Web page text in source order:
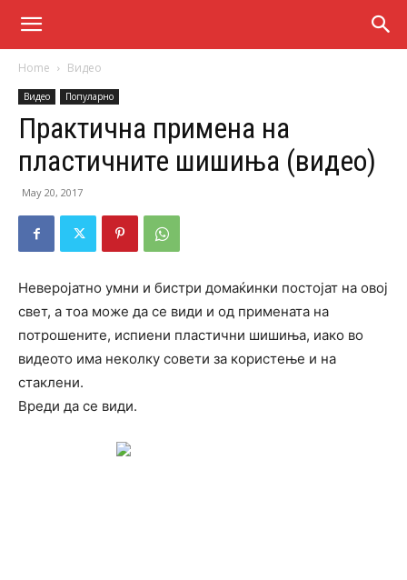
Home Видео
Видео Популарно
Практична примена на
пластичните шишиња (видео)
May 20, 2017
Неверојатно умни и бистри домаќинки постојат на овој
свет, а тоа може да се види и од примената на
потрошените, испиени пластични шишиња, иако во
видеото има неколку совети за користење и на
стаклени.
Вреди да се види.